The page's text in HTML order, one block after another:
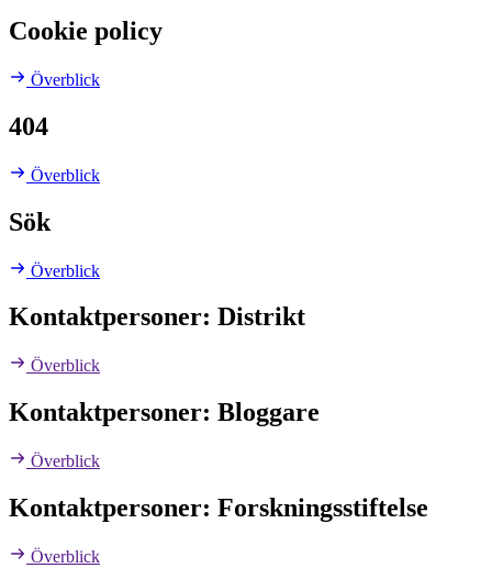
Cookie policy
Överblick
404
Överblick
Sök
Överblick
Kontaktpersoner: Distrikt
Överblick
Kontaktpersoner: Bloggare
Överblick
Kontaktpersoner: Forskningsstiftelse
Överblick